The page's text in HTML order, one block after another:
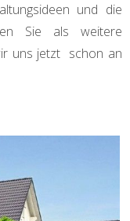
und die
Sie als weitere
uns jetzt schon an